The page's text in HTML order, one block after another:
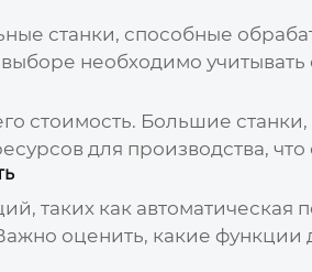
станки, способные
необходимо
стоимость. Большие
для производства, что
таких как автоматическая
оценить, какие